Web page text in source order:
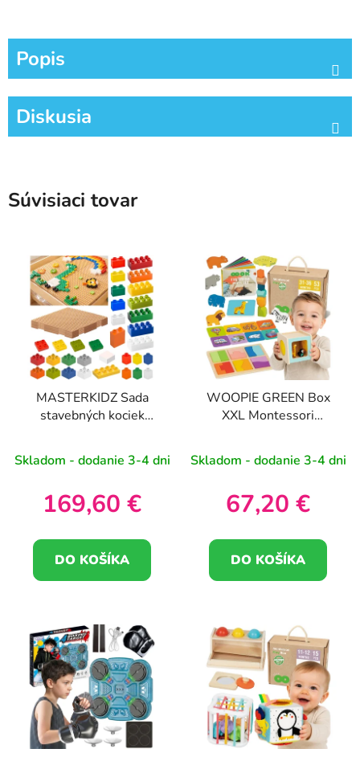
Popis
Diskusia
Súvisiaci tovar
MASTERKIDZ Sada
stavebných kociek
prekrytím panelov 4 ks.
Skladom - dodanie 3-4 dni
169,60 €
DO KOŠÍKA
WOOPIE GREEN Box
XXL Montessori
box 7v1 31-36
mesiacov. FSC
Skladom - dodanie 3-4 dni
67,20 €
DO KOŠÍKA